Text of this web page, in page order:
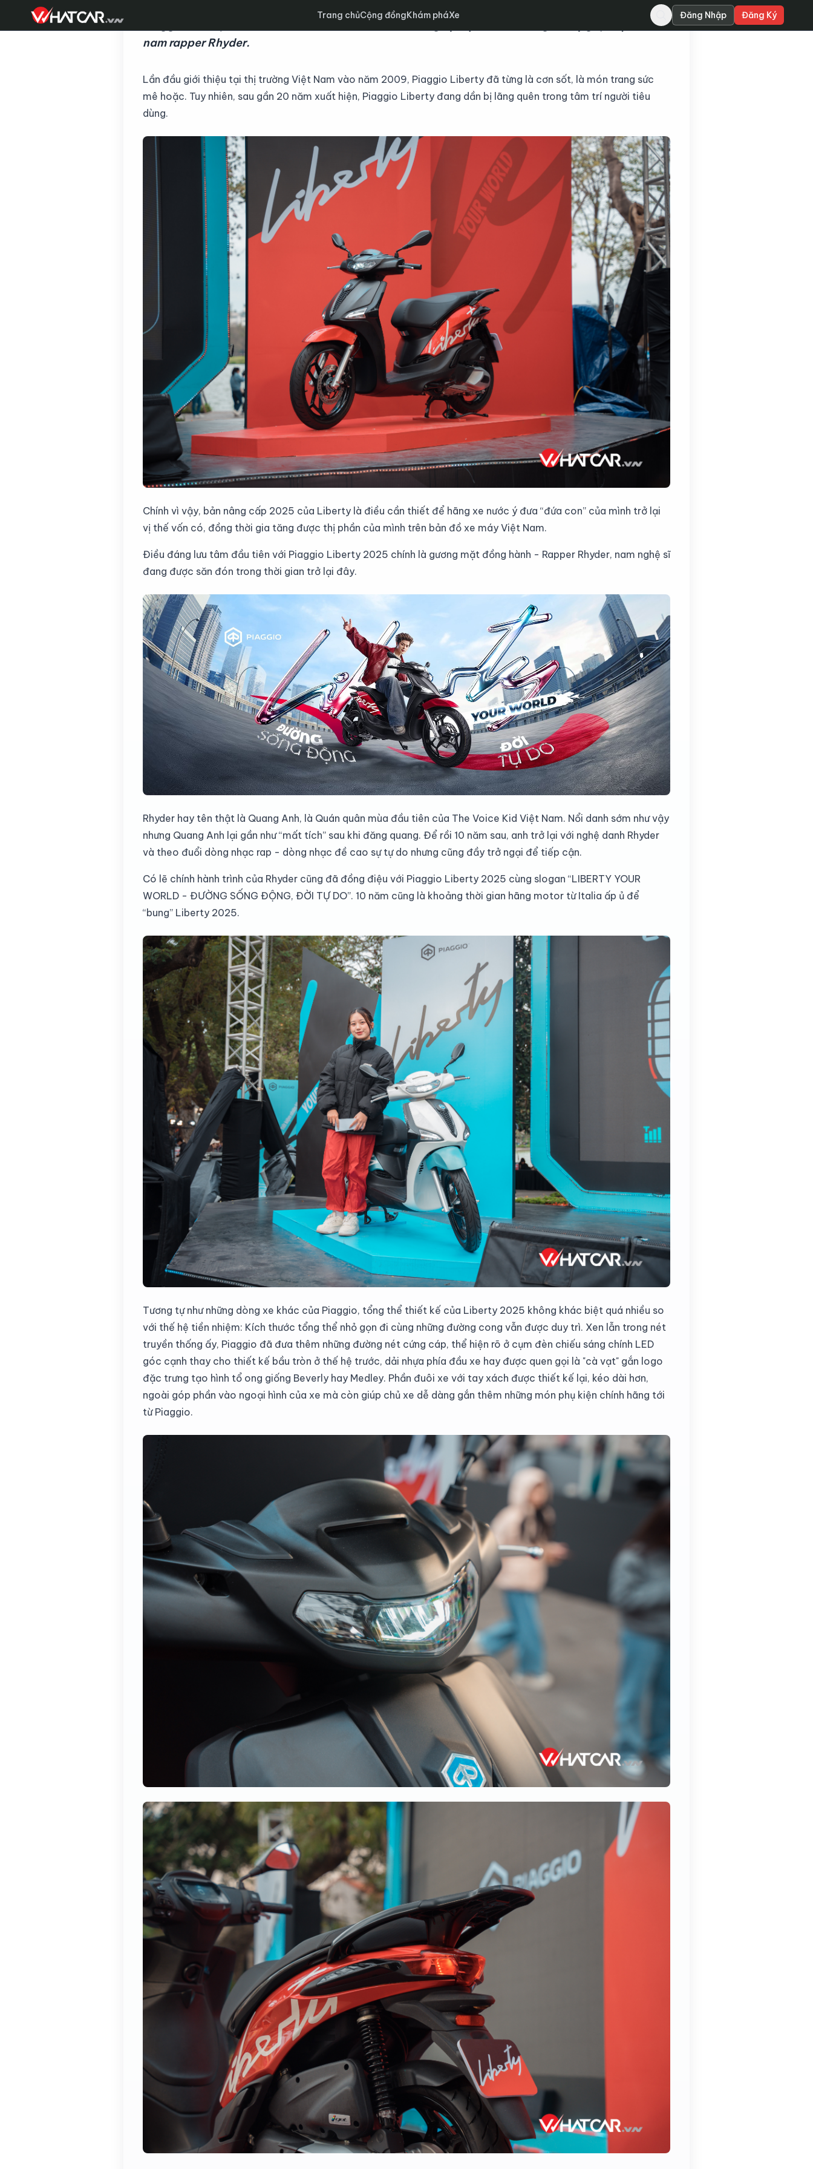
Trang chủCộng đồngKhám pháXe Đăng Nhập Đăng Ký
Piaggio Liberty 2025 chính thức chào sân Thủ Đô cùng sự kiện hoành tráng với sự góp mặt của
nam rapper Rhyder.
Lần đầu giới thiệu tại thị trường Việt Nam vào năm 2009, Piaggio Liberty đã từng là cơn sốt, là món trang sức
mê hoặc. Tuy nhiên, sau gần 20 năm xuất hiện, Piaggio Liberty đang dần bị lãng quên trong tâm trí người tiêu
dùng.
Chính vì vậy, bản nâng cấp 2025 của Liberty là điều cần thiết để hãng xe nước ý đưa “đứa con” của mình trở lại
vị thế vốn có, đồng thời gia tăng được thị phần của mình trên bản đồ xe máy Việt Nam.
Điều đáng lưu tâm đầu tiên với Piaggio Liberty 2025 chính là gương mặt đồng hành - Rapper Rhyder, nam nghệ sĩ
đang được săn đón trong thời gian trở lại đây.
Rhyder hay tên thật là Quang Anh, là Quán quân mùa đầu tiên của The Voice Kid Việt Nam. Nổi danh sớm như vậy
nhưng Quang Anh lại gần như “mất tích” sau khi đăng quang. Để rồi 10 năm sau, anh trở lại với nghệ danh Rhyder
và theo đuổi dòng nhạc rap - dòng nhạc đề cao sự tự do nhưng cũng đầy trở ngại để tiếp cận.
Có lẽ chính hành trình của Rhyder cũng đã đồng điệu với Piaggio Liberty 2025 cùng slogan “LIBERTY YOUR
WORLD - ĐƯỜNG SỐNG ĐỘNG, ĐỜI TỰ DO”. 10 năm cũng là khoảng thời gian hãng motor từ Italia ấp ủ để
“bung” Liberty 2025.
Tương tự như những dòng xe khác của Piaggio, tổng thể thiết kế của Liberty 2025 không khác biệt quá nhiều so
với thế hệ tiền nhiệm: Kích thước tổng thể nhỏ gọn đi cùng những đường cong vẫn được duy trì. Xen lẫn trong nét
truyền thống ấy, Piaggio đã đưa thêm những đường nét cứng cáp, thể hiện rõ ở cụm đèn chiếu sáng chính LED
góc cạnh thay cho thiết kế bầu tròn ở thế hệ trước, dải nhựa phía đầu xe hay được quen gọi là "cà vạt" gắn logo
đặc trưng tạo hình tổ ong giống Beverly hay Medley. Phần đuôi xe với tay xách được thiết kế lại, kéo dài hơn,
ngoài góp phần vào ngoại hình của xe mà còn giúp chủ xe dễ dàng gắn thêm những món phụ kiện chính hãng tới
từ Piaggio.